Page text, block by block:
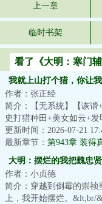
上一章
临时书架
看了《大明：寒门
我就上山打个猎，你让
作者：张正经
简介：【无系统】【诙谐
史打猎种田+美女如云+发
造】陈息开局穿越到一个
上，全家不光没...
更新时间：2026-07-21
最新章节： 第943章 装得
大明：摆烂的我把魏忠
居正了
作者：小贞德
简介：穿越到倒霉的崇祯
上，我开始摆烂。&lt;br/